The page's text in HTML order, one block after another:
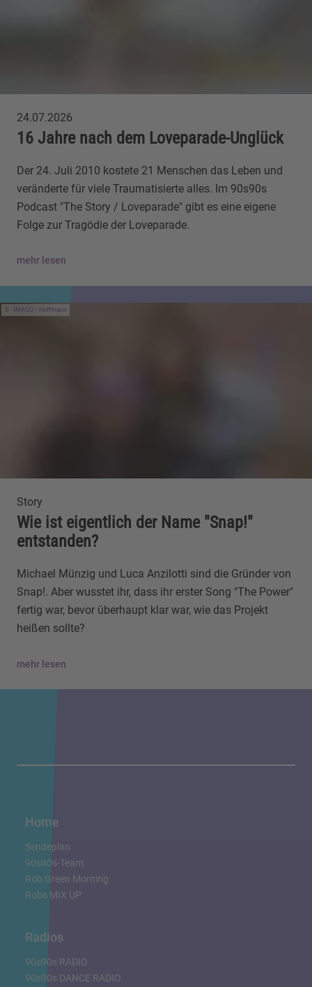
24.07.2026
16 Jahre nach dem Loveparade-Unglück
Der 24. Juli 2010 kostete 21 Menschen das Leben und
veränderte für viele Traumatisierte alles. Im 90s90s
Podcast "The Story / Loveparade" gibt es eine eigene
Folge zur Tragödie der Loveparade.
mehr lesen
IMAGO / Hoffmann
Story
Wie ist eigentlich der Name "Snap!"
entstanden?
Michael Münzig und Luca Anzilotti sind die Gründer von
Snap!. Aber wusstet ihr, dass ihr erster Song "The Power"
fertig war, bevor überhaupt klar war, wie das Projekt
heißen sollte?
mehr lesen
Home
Sendeplan
90s90s-Team
Rob Green Morning
Robs MIX UP
Radios
90s90s RADIO
90s90s DANCE RADIO